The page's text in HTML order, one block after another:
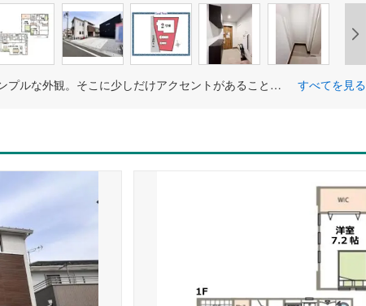
街並みに調和するシンプルな外観。そこに少しだけアクセントがあることで都会的な雰囲気を醸し出しています。 すべてを見る